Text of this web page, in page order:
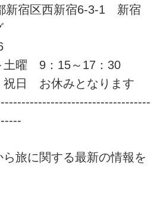
めませんか！？ツアーの検索・
予約も簡単。
新宿区西新宿6-3-1 新宿
土曜 9：15～17：30
休みとなります
旅に関する最新の情報を